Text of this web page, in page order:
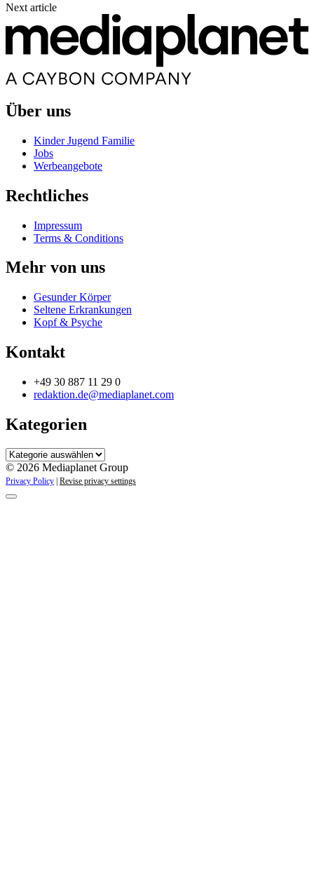
Next article
Über uns
Kinder Jugend Familie
Jobs
Werbeangebote
Rechtliches
Impressum
Terms & Conditions
Mehr von uns
Gesunder Körper
Seltene Erkrankungen
Kopf & Psyche
Kontakt
+49 30 887 11 29 0
redaktion.de@mediaplanet.com
Kategorien
Kategorien
© 2026 Mediaplanet Group
Privacy Policy Revise privacy settings